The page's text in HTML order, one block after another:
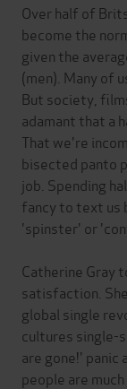
Over half of
become the
given the
(men). Many of
But society,
adamant that a
That we're
bisected panto
job. Spending
fancy to text us
'spinster' or
Catherine Gray
satisfaction.
global single
cultures single-
are gone!' panic
people are much